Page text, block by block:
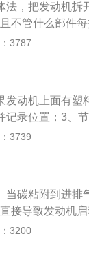
，把发动机拆
不管什么部件
检查，把火花
是所有的维修企
氧传感器反馈
反馈电压都是
的交替变化，
3787
动机上面有塑
录位置；3、
的清理部位；4
5-10min，使用
清洁剂；6、将
3739
碳粘附到进排
接导致发动机
碳可吸收一定量
3200